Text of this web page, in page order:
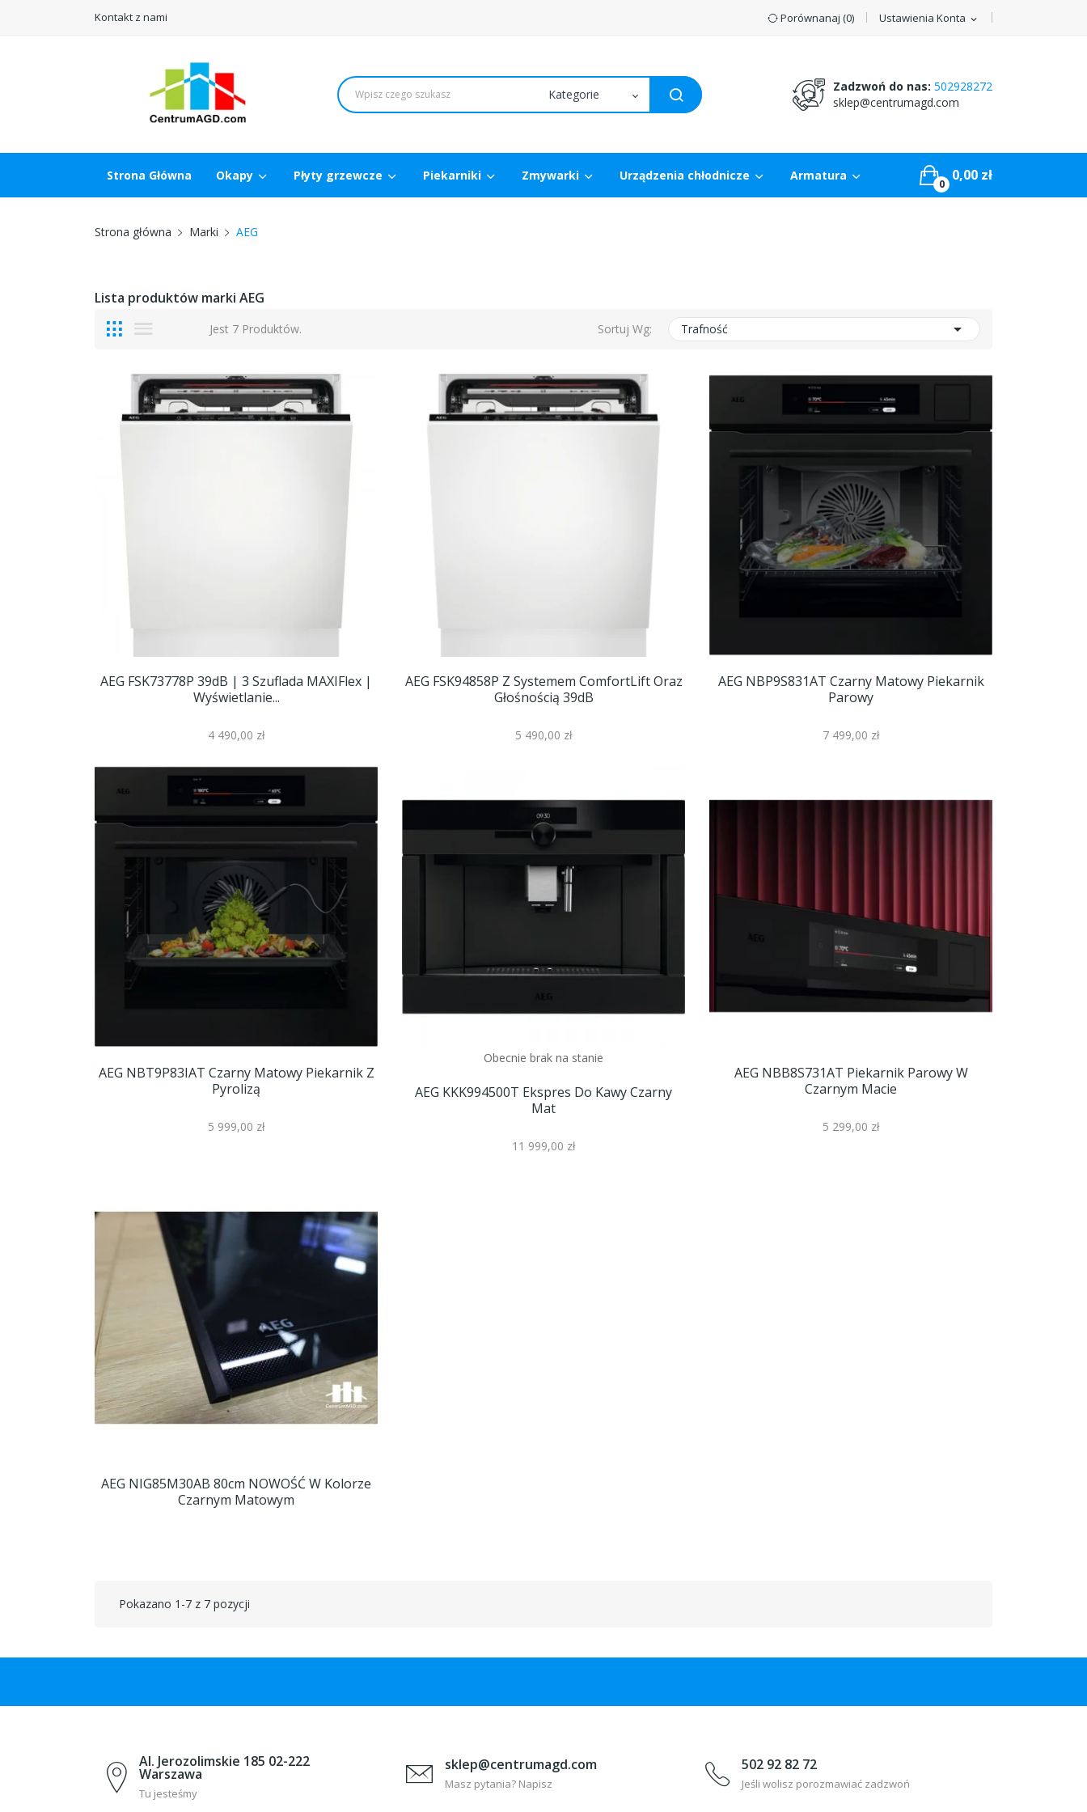
Ustawienia Konta expand_more
Porównanaj (0)
Kontakt z nami
0
0,00 zł
Zadzwoń do nas: 502928272
sklep@centrumagd.com
Strona Główna Okapy Płyty grzewcze Piekarniki Zmywarki Urządzenia chłodnicze Armatura
Strona główna Marki AEG
Lista produktów marki AEG
Jest 7 Produktów. Sortuj Wg: Trafność 
AEG FSK73778P 39dB | 3 Szuflada MAXIFlex |
Wyświetlanie...
4 490,00 zł
AEG FSK94858P Z Systemem ComfortLift Oraz
Głośnością 39dB
5 490,00 zł
AEG NBP9S831AT Czarny Matowy Piekarnik
Parowy
7 499,00 zł
AEG NBT9P83IAT Czarny Matowy Piekarnik Z
Pyrolizą
5 999,00 zł
Obecnie brak na stanie
AEG KKK994500T Ekspres Do Kawy Czarny
Mat
11 999,00 zł
AEG NBB8S731AT Piekarnik Parowy W
Czarnym Macie
5 299,00 zł
AEG NIG85M30AB 80cm NOWOŚĆ W Kolorze
Czarnym Matowym
Pokazano 1-7 z 7 pozycji
Al. Jerozolimskie 185 02-222
Warszawa
Tu jesteśmy
sklep@centrumagd.com
Masz pytania? Napisz
502 92 82 72
Jeśli wolisz porozmawiać zadzwoń